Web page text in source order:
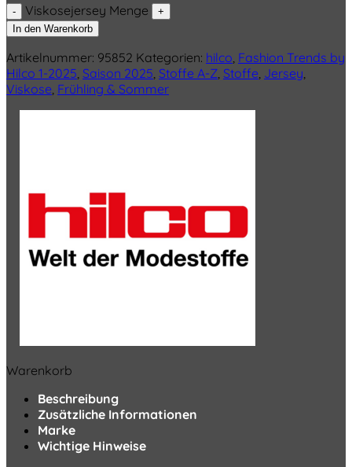
Viskosejersey Menge
In den Warenkorb
Artikelnummer: 95852 Kategorien: hilco Fashion Trends by
Hilco 1-2025 Saison 2025 Stoffe A-Z Stoffe Jersey
Viskose Frühling & Sommer
Warenkorb
Beschreibung
Zusätzliche Informationen
Marke
Wichtige Hinweise